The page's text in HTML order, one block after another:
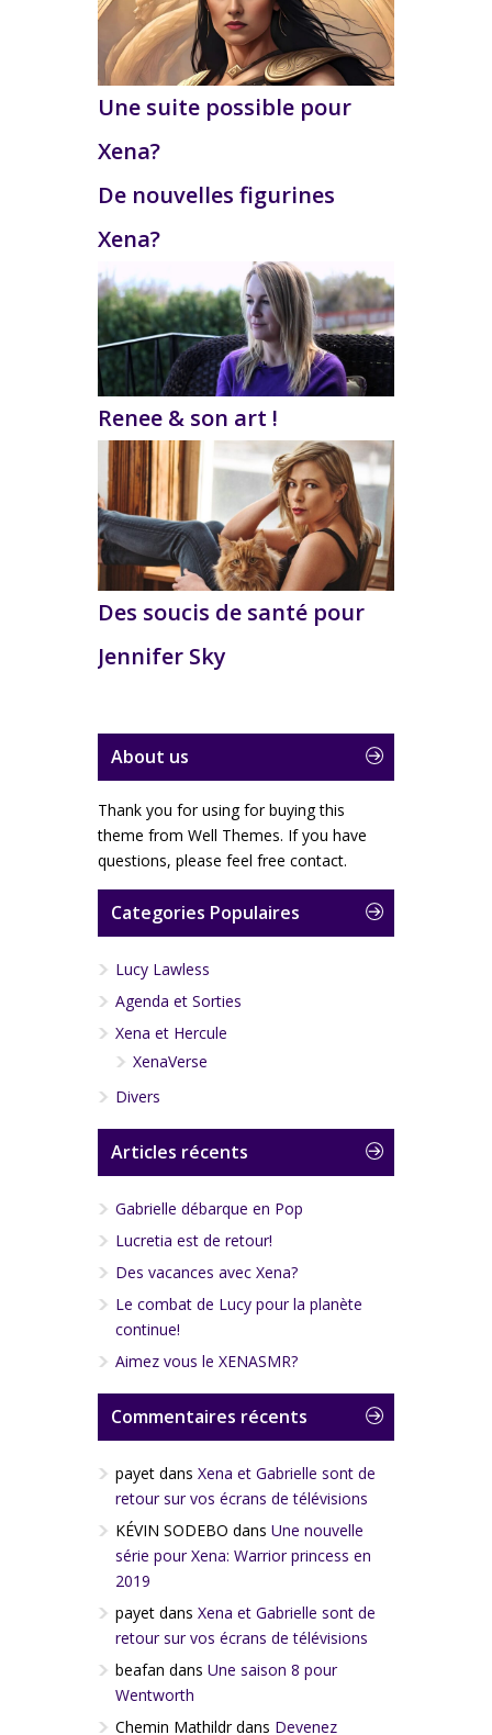
Une suite possible pour
Xena?
De nouvelles figurines
Xena?
Renee & son art !
Des soucis de santé pour
Jennifer Sky
About us
Thank you for using for buying this
theme from Well Themes. If you have
questions, please feel free contact.
Categories Populaires
Lucy Lawless
Agenda et Sorties
Xena et Hercule
XenaVerse
Divers
Articles récents
Gabrielle débarque en Pop
Lucretia est de retour!
Des vacances avec Xena?
Le combat de Lucy pour la planète
continue!
Aimez vous le XENASMR?
Commentaires récents
payet dans Xena et Gabrielle sont de
retour sur vos écrans de télévisions
KÉVIN SODEBO dans Une nouvelle
série pour Xena: Warrior princess en
2019
payet dans Xena et Gabrielle sont de
retour sur vos écrans de télévisions
beafan dans Une saison 8 pour
Wentworth
Chemin Mathildrdans Devenez